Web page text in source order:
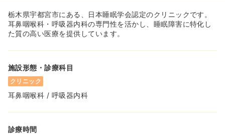
給与 24.5〜31.0万円/月 賞与3ヶ月
※一例
栃木県宇都宮市にある、日本睡眠学会認定のクリニックです。
耳鼻咽喉科・呼吸器内科の専門性を活かし、睡眠障害に特化し
た質の高い医療を提供しています。
施設形態・診療科目
クリニック
耳鼻咽喉科 / 呼吸器内科
診療時間